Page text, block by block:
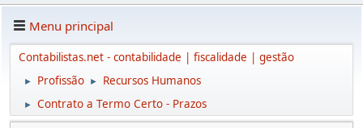
Menu principal
Contabilistas.net - contabilidade | fiscalidade | gestão
► Profissão ► Recursos Humanos
► Contrato a Termo Certo - Prazos